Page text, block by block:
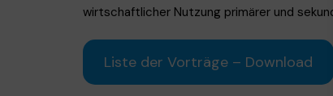
wirtschaftlicher Nutzung primärer und
Liste der Vorträge – Download